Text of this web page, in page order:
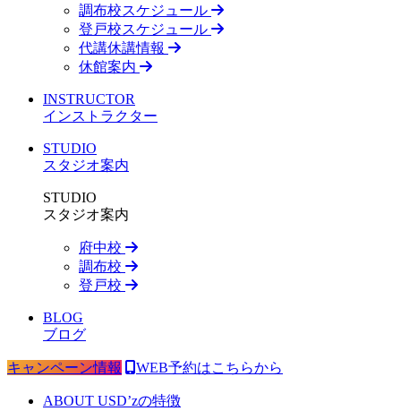
調布校スケジュール
登戸校スケジュール
代講休講情報
休館案内
INSTRUCTOR
インストラクター
STUDIO
スタジオ案内
STUDIO
スタジオ案内
府中校
調布校
登戸校
BLOG
ブログ
キャンペーン情報 WEB予約はこちらから
ABOUT USD’zの特徴